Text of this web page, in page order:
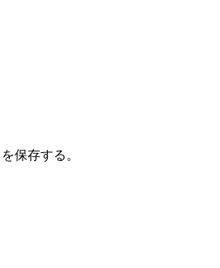
保存する。